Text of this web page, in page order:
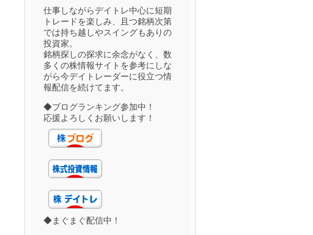
仕事しながらデイトレ中心に短期
トレードを楽しみ、且つ銘柄次第
では持ち越しやスイングもありの
投資家。
銘柄探しの探求に余念がなく、数
多くの株情報サイトを参考にしな
がら今デイトレーダーに役立つ情
報配信を続けてます。
◆ブログランキング参加中！
応援よろしくお願いします！
◆まぐまぐ配信中！